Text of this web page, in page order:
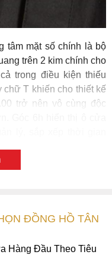
tâm mặt số chính là bộ
trên 2 kim chính cho
trong điều kiện thiếu
chữ T khiến cho thiết kế
trở nên vô cùng độc
và bảo vệ các chi tiết
chất liệu thép không
công nghệ mạ màu
bóng và phay xước
ĐỒNG HỒ TÂN
Hàng Đầu Theo Tiêu